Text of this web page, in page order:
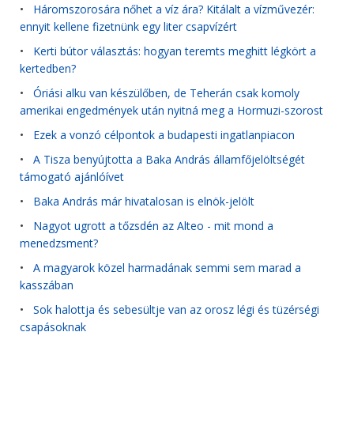
• Háromszorosára nőhet a víz ára? Kitálalt a vízművezér:
ennyit kellene fizetnünk egy liter csapvízért
• Kerti bútor választás: hogyan teremts meghitt légkört a
kertedben?
• Óriási alku van készülőben, de Teherán csak komoly
amerikai engedmények után nyitná meg a Hormuzi-szorost
• Ezek a vonzó célpontok a budapesti ingatlanpiacon
• A Tisza benyújtotta a Baka András államfőjelöltségét
támogató ajánlóívet
• Baka András már hivatalosan is elnök-jelölt
• Nagyot ugrott a tőzsdén az Alteo - mit mond a
menedzsment?
• A magyarok közel harmadának semmi sem marad a
kasszában
• Sok halottja és sebesültje van az orosz légi és tüzérségi
csapásoknak